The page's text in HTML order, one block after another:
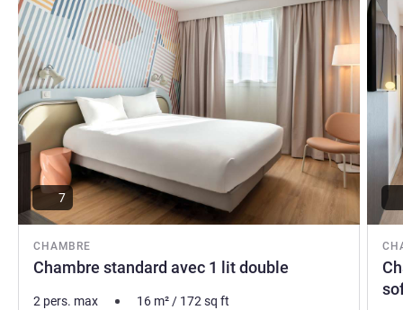
CHAMBRE
Chambre standard avec 1 lit double
7
2 pers. max 16 m²/ 172sq ft